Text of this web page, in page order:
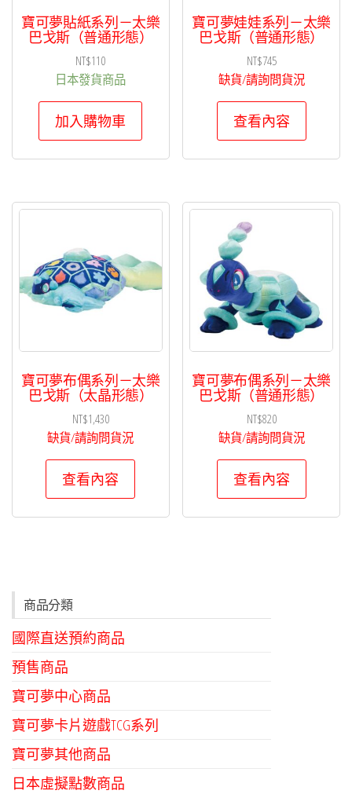
寶可夢貼紙系列－太樂
巴戈斯（普通形態）
NT$110
日本發貨商品
加入購物車
寶可夢娃娃系列－太樂
巴戈斯（普通形態）
NT$745
缺貨/請詢問貨況
查看內容
寶可夢布偶系列－太樂
巴戈斯（太晶形態）
NT$1,430
缺貨/請詢問貨況
查看內容
寶可夢布偶系列－太樂
巴戈斯（普通形態）
NT$820
缺貨/請詢問貨況
查看內容
商品分類
國際直送預約商品
預售商品
寶可夢中心商品
寶可夢卡片遊戲TCG系列
寶可夢其他商品
日本虛擬點數商品